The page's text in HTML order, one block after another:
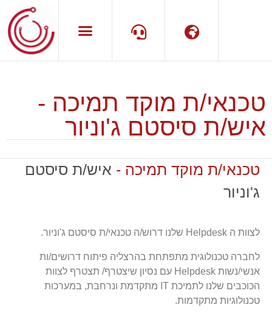
טכנאי/ת מוקד תמיכה -
איש/ת סיסטם ג'וניור
טכנאי/ת מוקד תמיכה - איש/ת סיסטם
ג'וניור
לצוות ה Helpdesk שלנו דרוש/ה טכנאי/ת סיסטם ג'וניור.
לחברה טכנולוגית מתפתחת בהרצליה פיתוח דרושים/ות
אנשי/נשות Helpdesk עם נסיון שיצטרף/ תצטרף לצוות
הכוכבים שלנו לתמיכת IT מתקדמת ונרחבת, במערכות
טכנולוגיות מתקדמות.